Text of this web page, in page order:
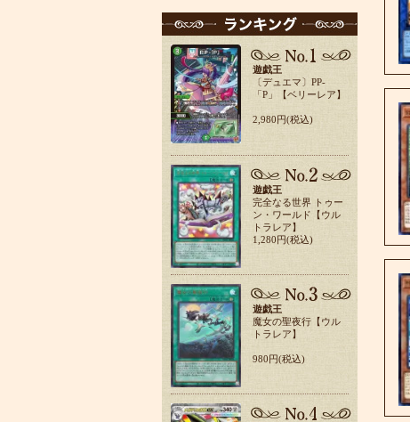
遊戯王
〔デュエマ〕PP-
「P」【ベリーレア】
2,980円(税込)
遊戯王
完全なる世界 トゥー
ン・ワールド【ウル
トラレア】
1,280円(税込)
遊戯王
魔女の聖夜行【ウル
トラレア】
980円(税込)